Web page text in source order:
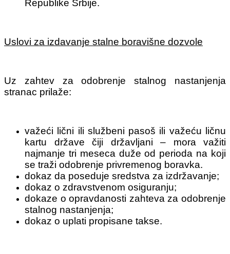
Republike Srbije.
Uslovi za izdavanje stalne boravišne dozvole
Uz zahtev za odobrenje stalnog nastanjenja
stranac prilaže:
važeći lični ili službeni pasoš ili važeću ličnu
kartu države čiji državljani – mora važiti
najmanje tri meseca duže od perioda na koji
se traži odobrenje privremenog boravka.
dokaz da poseduje sredstva za izdržavanje;
dokaz o zdravstvenom osiguranju;
dokaze o opravdanosti zahteva za odobrenje
stalnog nastanjenja;
dokaz o uplati propisane takse.